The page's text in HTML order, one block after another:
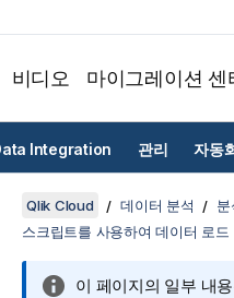
비디오 마이그레이션 센
Integration 관리 자동
Qlik Cloud 데이터 분석
스크립트를 사용하여 데이터 로드
이 페이지의 일부 내